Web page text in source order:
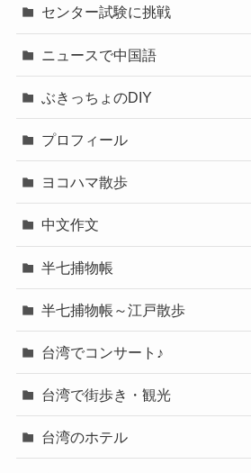
センター試験に挑戦
ニュースで中国語
ぶきっちょのDIY
プロフィール
ヨコハマ散歩
中文作文
半七捕物帳
半七捕物帳～江戸散歩
台湾でコンサート♪
台湾で街歩き・観光
台湾のホテル